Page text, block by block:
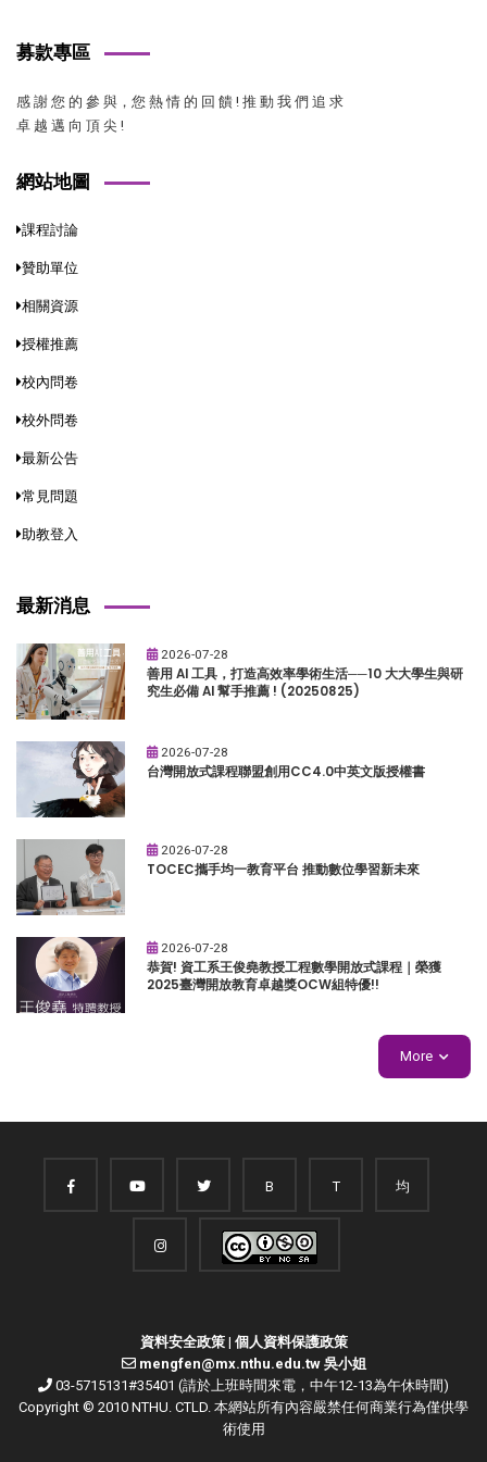
募款專區
感 謝 您 的 參 與，您 熱 情 的 回 饋 ! 推 動 我 們 追 求
卓 越 邁 向 頂 尖 !
網站地圖
課程討論
贊助單位
相關資源
授權推薦
校內問卷
校外問卷
最新公告
常見問題
助教登入
最新消息
2026-07-28
善用 AI 工具，打造高效率學術生活──10 大大學生與研
究生必備 AI 幫手推薦 ! (20250825)
2026-07-28
台灣開放式課程聯盟創用CC4.0中英文版授權書
2026-07-28
TOCEC攜手均一教育平台 推動數位學習新未來
2026-07-28
恭賀! 資工系王俊堯教授工程數學開放式課程｜榮獲
2025臺灣開放教育卓越獎OCW組特優!!
More
B T 均
資料安全政策| 個人資料保護政策
mengfen@mx.nthu.edu.tw 吳小姐
03-5715131#35401 (請於上班時間來電，中午12-13為午休時間)
Copyright © 2010 NTHU. CTLD. 本網站所有內容嚴禁任何商業行為僅供學
術使用